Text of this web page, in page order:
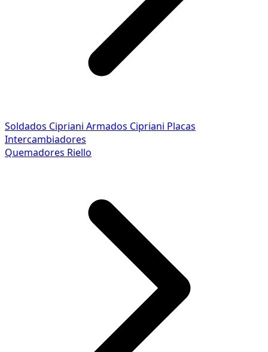
Soldados Cipriani Armados Cipriani Placas
Intercambiadores
Quemadores Riello